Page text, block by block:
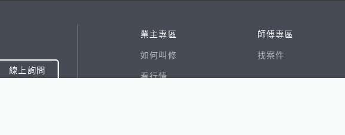
線上詢問
業主專區
如何叫修
看行情
師傅專區
找案件